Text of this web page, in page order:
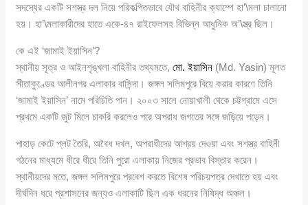
সদস্যের একটি সশস্ত্র দল নিয়ে পরিকল্পিতভাবে যৌথ বাহিনীর ক্যাম্পে হা’\মলা চালানো
হয়। হা’\মলাকারীদের হাতে একে-৪৭ রাইফেলসহ বিভিন্ন আধুনিক অ’\স্ত্র ছিল।
কে এই ‘জামাই ইয়াসিন’?
স্থানীয় সূত্র ও আইনশৃঙ্খলা বাহিনীর তথ্যমতে,মো. ইয়াসিন (Md. Yasin) মূলত
সীতাকুণ্ডের আলীনগর এলাকার বাসিন্দা। জঙ্গল সলিমপুরে বিয়ে করার কারণে তিনি
‘জামাই ইয়াসিন’ নামে পরিচিতি পান। ২০০৩ সালে নোয়াখালী থেকে চট্টগ্রামে এসে
প্রথমে একটি জুট মিলে চাকরি করলেও পরে অপরাধ জগতের সঙ্গে জড়িয়ে পড়েন।
পাহাড় কেটে প্লট তৈরি, অবৈধ দখল, অপরাধীদের আশ্রয় দেওয়া এবং সশস্ত্র বাহিনী
গঠনের মাধ্যমে ধীরে ধীরে তিনি পুরো এলাকায় নিজের প্রভাব বিস্তার করেন।
স্থানীয়দের মতে, জঙ্গল সলিমপুরে প্রবেশ করতে বিশেষ পরিচয়পত্র দেখাতে হয় এবং
দীর্ঘদিন ধরে প্রশাসনের জন্যও এলাকাটি ছিল এক ধরনের নিষিদ্ধ অঞ্চল।